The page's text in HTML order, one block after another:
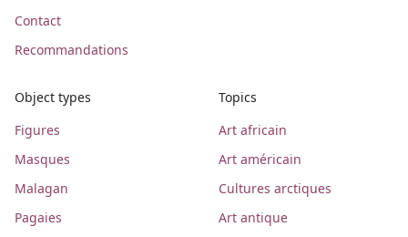
Contact
Recommandations
Object types
Figures
Masques
Malagan
Pagaies
Topics
Art africain
Art américain
Cultures arctiques
Art antique